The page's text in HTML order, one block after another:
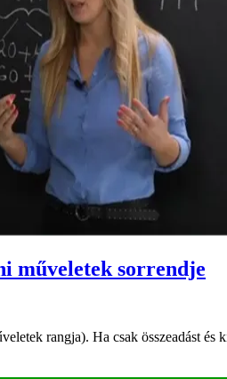
műveletek sorrendje
rangja). Ha csak összeadást